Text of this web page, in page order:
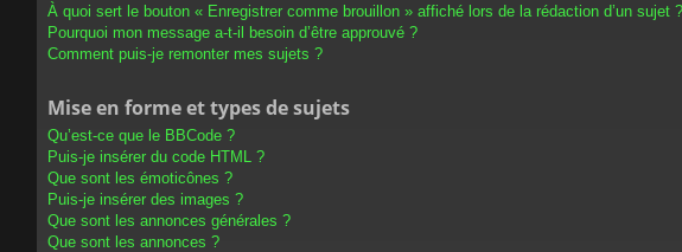
À quoi sert le bouton « Enregistrer comme brouillon » affiché lors de la rédaction d’un sujet ?
Pourquoi mon message a-t-il besoin d’être approuvé ?
Comment puis-je remonter mes sujets ?
Mise en forme et types de sujets
Qu’est-ce que le BBCode ?
Puis-je insérer du code HTML ?
Que sont les émoticônes ?
Puis-je insérer des images ?
Que sont les annonces générales ?
Que sont les annonces ?